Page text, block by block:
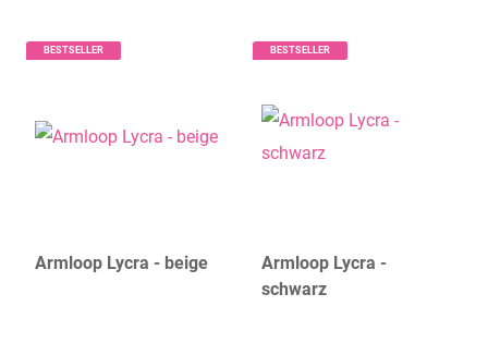
BESTSELLER
Armloop Lycra - beige
BESTSELLER
Armloop Lycra -
schwarz